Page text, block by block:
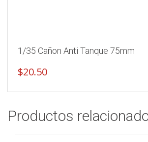
1/35 Cañon Anti Tanque 75mm
$20.50
Productos